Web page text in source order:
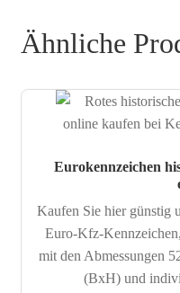
Ähnliche
Eurokennzeichen
Kaufen Sie hier günstig
Euro-Kfz-
mit den Abmessungen
(BxH) und